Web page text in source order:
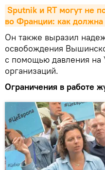
Sputnik и RT могут не
во Франции: как
Он также выразил
освобождения
с помощью давления
организаций.
Ограничения в работе